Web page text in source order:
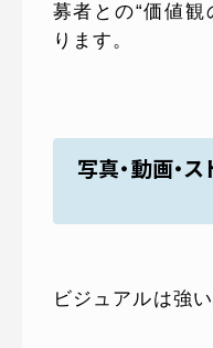
募者との“価値
ります。
写真・動画・
ビジュアルは強